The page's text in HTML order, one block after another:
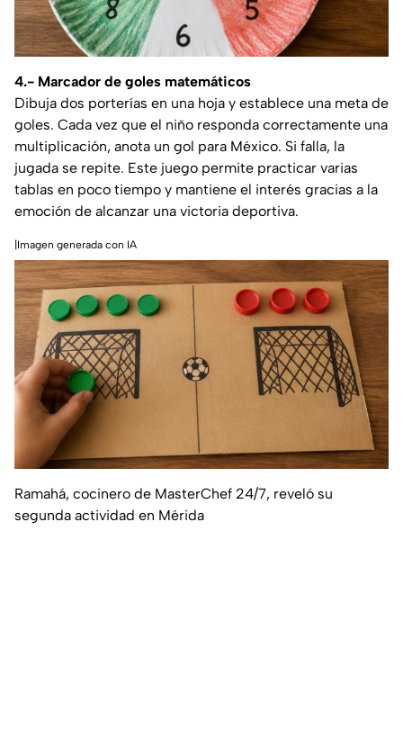
4.- Marcador de goles matemáticos
Dibuja dos porterías en una hoja y establece una meta de
goles. Cada vez que el niño responda correctamente una
multiplicación, anota un gol para México. Si falla, la
jugada se repite. Este juego permite practicar varias
tablas en poco tiempo y mantiene el interés gracias a la
emoción de alcanzar una victoria deportiva.
|Imagen generada con IA
Ramahá, cocinero de MasterChef 24/7, reveló su
segunda actividad en Mérida